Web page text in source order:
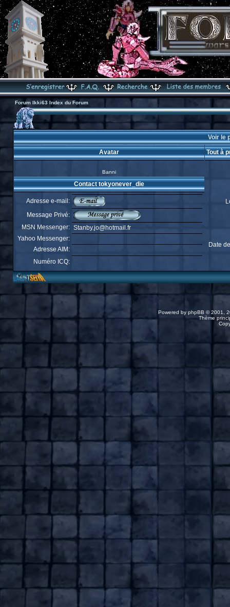
Forum Ikki63 Index du Forum
Voir le
Avatar Tout à
Banni
Date
Contact tokyonever_die
Adresse e-mail:
Message Privé:
MSN Messenger: Stanby.jo@hotmail.fr
Yahoo Messenger:
Adresse AIM:
Numéro ICQ:
Powered by phpBB © 2001,
Thème